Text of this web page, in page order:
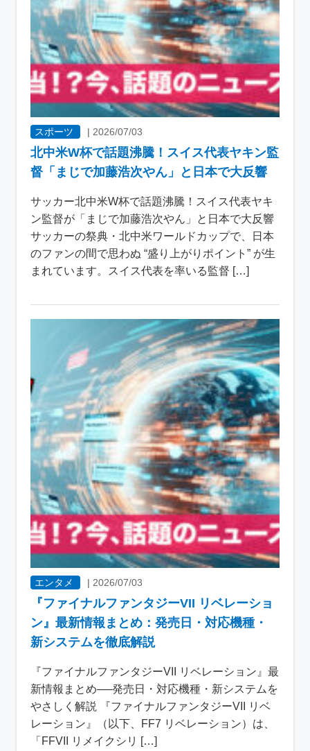
スポーツ | 2026/07/03
北中米W杯で話題沸騰！スイス代表ヤキン監
督「まじで加藤浩次やん」と日本で大反響
サッカー北中米W杯で話題沸騰！スイス代表ヤキ
ン監督が「まじで加藤浩次やん」と日本で大反響
サッカーの祭典・北中米ワールドカップで、日本
のファンの間で思わぬ “盛り上がりポイント” が生
まれています。スイス代表を率いる監督 […]
エンタメ | 2026/07/03
『ファイナルファンタジーVII リベレーショ
ン』最新情報まとめ：発売日・対応機種・
新システムを徹底解説
『ファイナルファンタジーVII リベレーション』最
新情報まとめ──発売日・対応機種・新システムを
やさしく解説 『ファイナルファンタジーVII リベ
レーション』（以下、FF7 リベレーション）は、
「FFVII リメイクシリ […]